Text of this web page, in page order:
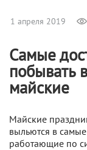
1 апреля 2019
Самые
побывать
майские
Майские
выльются в
работающие по